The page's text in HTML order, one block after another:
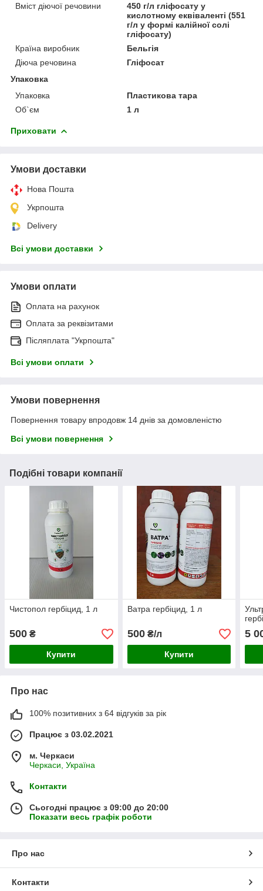
Вміст діючої речовини
450 г/л гліфосату у
кислотному еквіваленті (551
г/л у формі калійної солі
гліфосату)
Країна виробник
Бельгія
Діюча речовина
Гліфосат
Упаковка
Упаковка
Пластикова тара
Об`єм
1 л
Приховати
Умови доставки
Нова Пошта
Укрпошта
Delivery
Всі умови доставки
Умови оплати
Оплата на рахунок
Оплата за реквізитами
Післяплата "Укрпошта"
Всі умови оплати
Умови повернення
Повернення товару впродовж 14 днів за домовленістю
Всі умови повернення
Подібні товари компанії
Чистопол гербіцид, 1 л
500 ₴
Купити
Ватра гербіцид, 1 л
500₴/л
Купити
5
Про нас
100% позитивних з 64 відгуків за рік
Працює з 03.02.2021
м. Черкаси
Черкаси, Україна
Контакти
Сьогодні працює з 09:00 до 20:00
Показати весь графік роботи
Про нас
Контакти